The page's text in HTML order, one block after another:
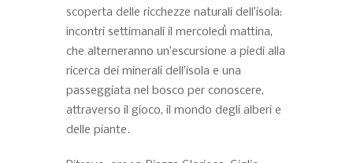
scoperta delle ricchezze naturali dell’isola:
incontri settimanali il mercoledì mattina,
che alterneranno un’escursione a piedi alla
ricerca dei minerali dell’isola e una
passeggiata nel bosco per conoscere,
attraverso il gioco, il mondo degli alberi e
delle piante.